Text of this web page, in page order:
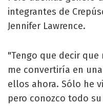
integrantes de
Jennifer Lawrence.
"Tengo que decir
me convertiría en
ellos ahora. Sólo he
pero conozco todo